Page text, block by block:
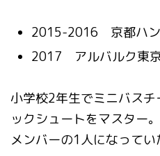
2015-2016 京都ハ
2017 アルバルク東
小学校2年生でミニバス
ックシュートをマスター
メンバーの1人になってい